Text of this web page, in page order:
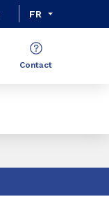
FR
Contact